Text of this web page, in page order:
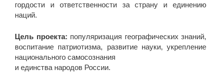
гордости и ответственности за страну и единению
наций.
Цель проекта: популяризация географических знаний,
воспитание патриотизма, развитие науки, укрепление
национального самосознания
и единства народов России.